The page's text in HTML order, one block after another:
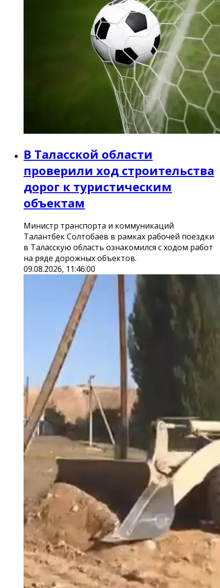
В Таласской области
проверили ход строительства
дорог к туристическим
объектам
Министр транспорта и коммуникаций
Талантбек Солтобаев в рамках рабочей поездки
в Таласскую область ознакомился с ходом работ
на ряде дорожных объектов.
09.08.2026, 11:46:00